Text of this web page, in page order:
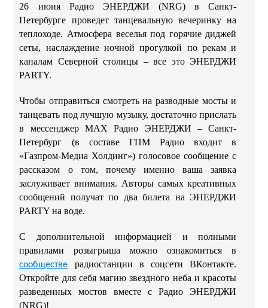
26 июня Радио ЭНЕРДЖИ (NRG) в Санкт-
Петербурге проведет танцевальную вечеринку на
теплоходе. Атмосфера веселья под горячие диджей
сеты, наслаждение ночной прогулкой по рекам и
каналам Северной столицы – все это ЭНЕРДЖИ
PARTY.
Чтобы отправиться смотреть на разводные мосты и
танцевать под лучшую музыку, достаточно прислать
в мессенджер МАХ Радио ЭНЕРДЖИ – Санкт-
Петербург (в составе ГПМ Радио входит в
«Газпром‑Медиа Холдинг») голосовое сообщение с
рассказом о том, почему именно ваша заявка
заслуживает внимания. Авторы самых креативных
сообщений получат по два билета на ЭНЕРДЖИ
PARTY на воде.
С дополнительной информацией и полными
правилами розыгрыша можно ознакомиться в
сообществе радиостанции в соцсети ВКонтакте.
Откройте для себя магию звездного неба и красоты
разведенных мостов вместе с Радио ЭНЕРДЖИ
(NRG)!